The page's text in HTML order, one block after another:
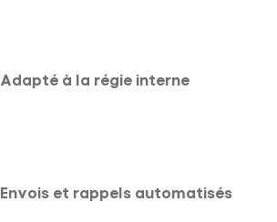
Adapté à la régie interne
Envois et rappels automatisés